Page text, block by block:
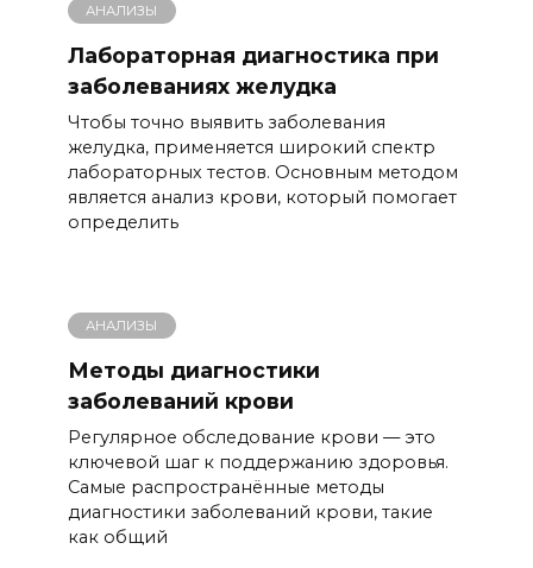
АНАЛИЗЫ
Лабораторная диагностика при
заболеваниях желудка
Чтобы точно выявить заболевания
желудка, применяется широкий спектр
лабораторных тестов. Основным методом
является анализ крови, который помогает
определить
АНАЛИЗЫ
Методы диагностики
заболеваний крови
Регулярное обследование крови — это
ключевой шаг к поддержанию здоровья.
Самые распространённые методы
диагностики заболеваний крови, такие
как общий